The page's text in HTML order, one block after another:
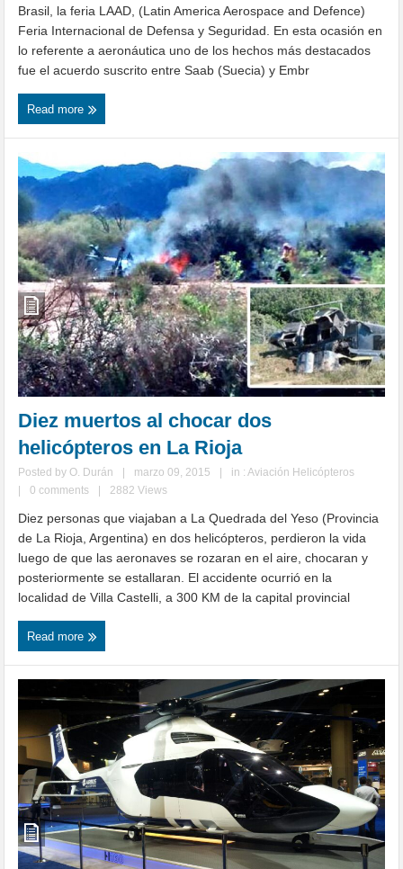
Brasil, la feria LAAD, (Latin America Aerospace and Defence)
Feria Internacional de Defensa y Seguridad. En esta ocasión en
lo referente a aeronáutica uno de los hechos más destacados
fue el acuerdo suscrito entre Saab (Suecia) y Embr
Read more
Diez muertos al chocar dos
helicópteros en La Rioja
Posted byO. Durán | marzo 09, 2015 | in :Aviación Helicópteros
|
0 comments | 2882 Views
Diez personas que viajaban a La Quedrada del Yeso (Provincia
de La Rioja, Argentina) en dos helicópteros, perdieron la vida
luego de que las aeronaves se rozaran en el aire, chocaran y
posteriormente se estallaran. El accidente ocurrió en la
localidad de Villa Castelli, a 300 KM de la capital provincial
Read more